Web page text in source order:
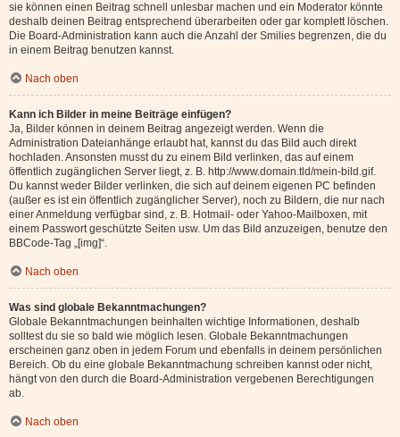
sie können einen Beitrag schnell unlesbar machen und ein Moderator könnte
deshalb deinen Beitrag entsprechend überarbeiten oder gar komplett löschen.
Die Board-Administration kann auch die Anzahl der Smilies begrenzen, die du
in einem Beitrag benutzen kannst.
Nach oben
Kann ich Bilder in meine Beiträge einfügen?
Ja, Bilder können in deinem Beitrag angezeigt werden. Wenn die
Administration Dateianhänge erlaubt hat, kannst du das Bild auch direkt
hochladen. Ansonsten musst du zu einem Bild verlinken, das auf einem
öffentlich zugänglichen Server liegt, z. B. http://www.domain.tld/mein-bild.gif.
Du kannst weder Bilder verlinken, die sich auf deinem eigenen PC befinden
(außer es ist ein öffentlich zugänglicher Server), noch zu Bildern, die nur nach
einer Anmeldung verfügbar sind, z. B. Hotmail- oder Yahoo-Mailboxen, mit
einem Passwort geschützte Seiten usw. Um das Bild anzuzeigen, benutze den
BBCode-Tag „[img]“.
Nach oben
Was sind globale Bekanntmachungen?
Globale Bekanntmachungen beinhalten wichtige Informationen, deshalb
solltest du sie so bald wie möglich lesen. Globale Bekanntmachungen
erscheinen ganz oben in jedem Forum und ebenfalls in deinem persönlichen
Bereich. Ob du eine globale Bekanntmachung schreiben kannst oder nicht,
hängt von den durch die Board-Administration vergebenen Berechtigungen
ab.
Nach oben